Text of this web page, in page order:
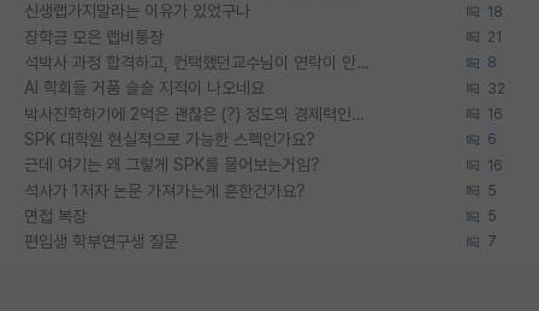
신생랩가지말라는 이유가 있었구나 18
장학금 모은 랩비통장 21
석박사 과정 합격하고, 컨택했던교수님이 연락이 안됩니다... 8
AI 학회들 거품 슬슬 지적이 나오네요 32
박사진학하기에 2억은 괜찮은 (?) 정도의 경제력인가요 16
SPK 대학원 현실적으로 가능한 스펙인가요? 6
근데 여기는 왜 그렇게 SPK를 물어보는거임? 16
석사가 1저자 논문 가져가는게 흔한건가요? 5
면접 복장 5
편입생 학부연구생 질문 7